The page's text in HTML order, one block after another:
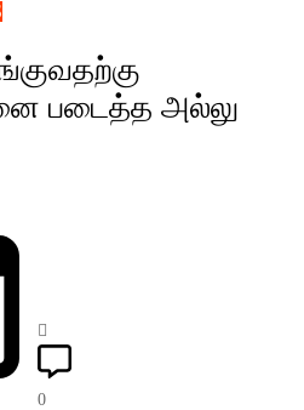
படைத்த அல்லு
0